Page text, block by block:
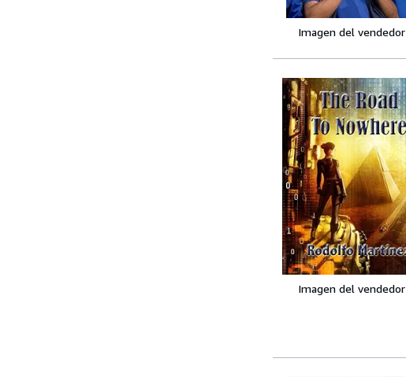
Imagen del vendedor
Imagen del vendedor